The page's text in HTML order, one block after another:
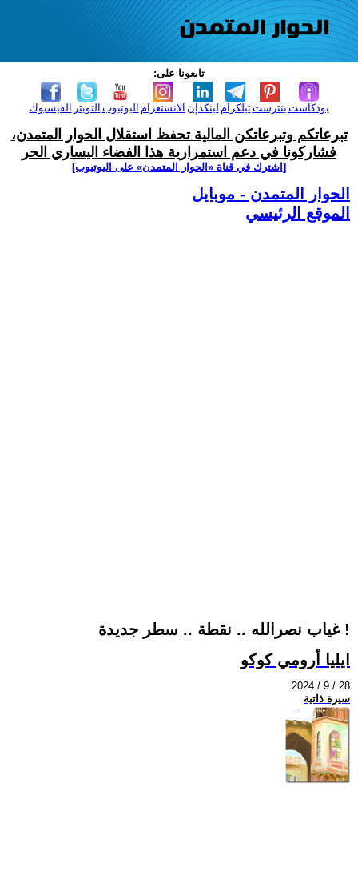
تابعونا على:
الفيسبوك التويتر اليوتيوب الانستغرام لينكدإن تيلكرامبنترست بودكاست
تبرعاتكم وتبرعاتكن المالية تحفظ استقلال الحوار المتمدن،
فشاركونا في دعم استمرارية هذا الفضاء اليساري الحر
[اشترك في قناة ‫«الحوار المتمدن» على اليوتيوب]
الحوار المتمدن - موبايل
الموقع الرئيسي
غياب نصرالله .. نقطة .. سطر جديدة !
ايليا أرومي كوكو
2024 / 9 / 28
سيرة ذاتية